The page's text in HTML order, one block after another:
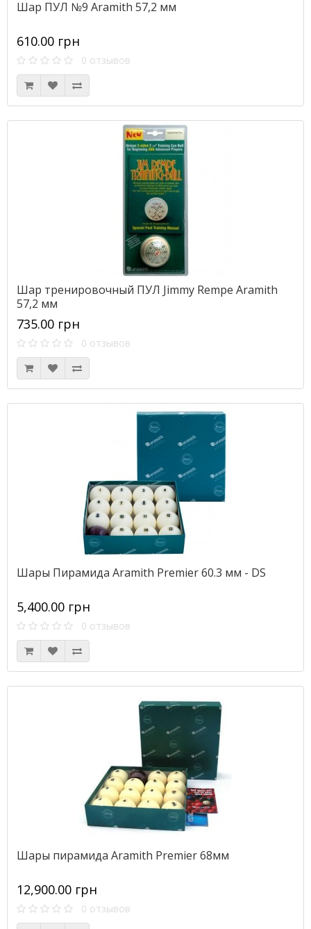
Шар ПУЛ №9 Aramith 57,2 мм
610.00 грн
0 отзывов
Шар тренировочный ПУЛ Jimmy Rempe Aramith
57,2 мм
735.00 грн
0 отзывов
Шары Пирамида Aramith Premier 60.3 мм - DS
5,400.00 грн
0 отзывов
Шары пирамида Aramith Premier 68мм
12,900.00 грн
0 отзывов